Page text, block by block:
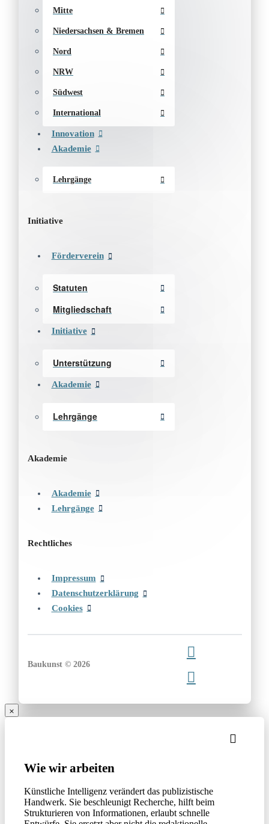
Mitte
Niedersachsen & Bremen
Nord
NRW
Südwest
International
Innovation
Akademie
Lehrgänge
Initiative
Förderverein
Statuten
Mitgliedschaft
Initiative
Unterstützung
Akademie
Lehrgänge
Akademie
Akademie
Lehrgänge
Rechtliches
Impressum
Datenschutzerklärung
Cookies
Baukunst © 2026
Wie wir arbeiten
Künstliche Intelligenz verändert das publizistische
Handwerk. Sie beschleunigt Recherche, hilft beim
Strukturieren von Informationen, erlaubt schnelle